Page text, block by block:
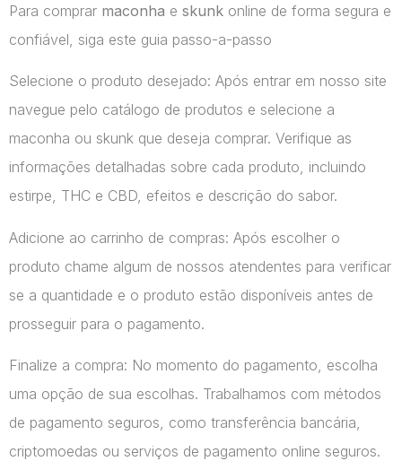
Para comprar maconha e skunk online de forma segura e
confiável, siga este guia passo-a-passo
Selecione o produto desejado: Após entrar em nosso site
navegue pelo catálogo de produtos e selecione a
maconha ou skunk que deseja comprar. Verifique as
informações detalhadas sobre cada produto, incluindo
estirpe, THC e CBD, efeitos e descrição do sabor.
Adicione ao carrinho de compras: Após escolher o
produto chame algum de nossos atendentes para verificar
se a quantidade e o produto estão disponíveis antes de
prosseguir para o pagamento.
Finalize a compra: No momento do pagamento, escolha
uma opção de sua escolhas. Trabalhamos com métodos
de pagamento seguros, como transferência bancária,
criptomoedas ou serviços de pagamento online seguros.